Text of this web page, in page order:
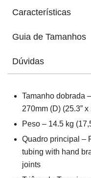
Características
Guia de Tamanhos
Dúvidas
Tamanho dobrada
270mm (D) (25.3” x
Peso – 14.5 kg
Quadro principal –
tubing with hand
joints